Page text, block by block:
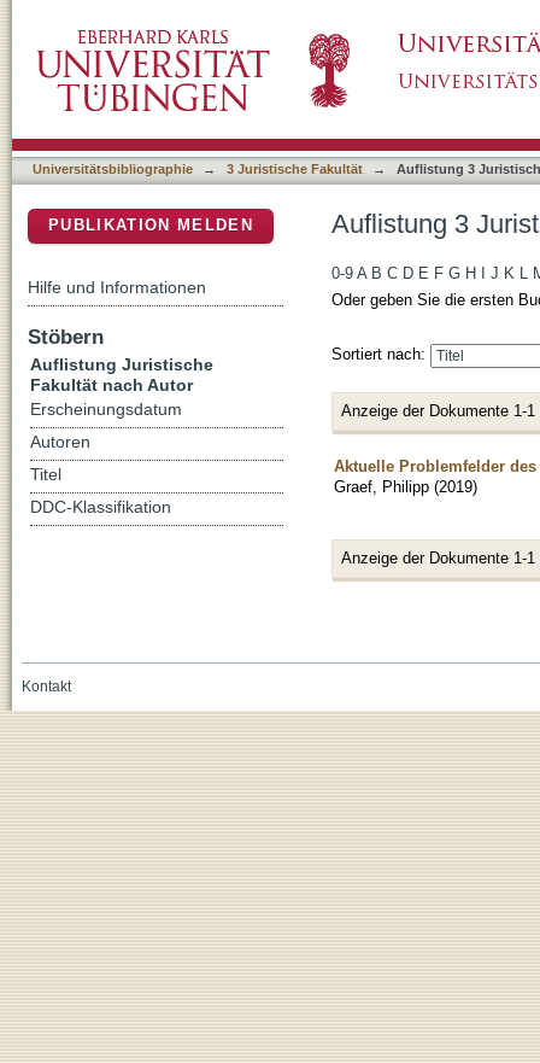
Universitätsbibliographie → 3 Juristische Fakultät → Auflistung 3
Auflistung 3
0-9 A B C D E F G H J K L
Oder geben Sie die ersten
Sortiert nach:
Anzeige der Dokumente 1-1
Aktuelle Problemfelder
Graef, Philipp (2019)
Anzeige der Dokumente 1-1
PUBLIKATION MELDEN
Hilfe und Informationen
Stöbern
Auflistung Juristische
Fakultät nach Autor
Erscheinungsdatum
Autoren
Titel
DDC-Klassifikation
Kontakt